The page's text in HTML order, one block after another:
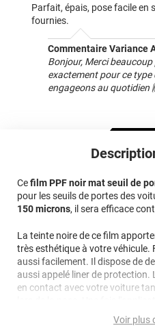
Parfait, épais, pose facile en
fournies.
Commentaire Variance
Bonjour, Merci beaucoup
exactement pour ce type
engageons au quotidien
Cefilm PPF noir mat seuil de
pour les seuils de portes des
150 microns, il sera efficace
La teinte noire de ce film
très esthétique à votre véhicule.
aussi facilement. Il dispose de
aussi appelé liner de protection.
en contact avec votre voiture
qu'à retirer ce deuxième liner de
Voir plus